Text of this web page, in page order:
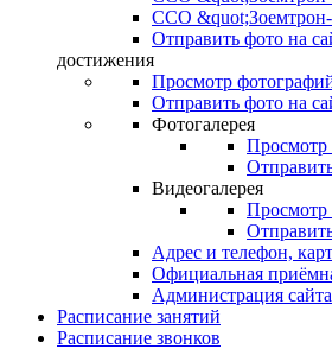
ССО
Отправить фото на
достижения
Просмотр
Отправить фото на
Фотогалерея
Просмотр
Видеогалерея
Просмотр
Адрес и телефон,
Официальная
Администрация сайта
Расписание занятий
Расписание звонков